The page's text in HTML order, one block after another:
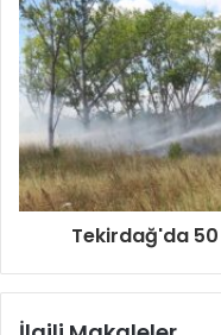
Tekirdağ'da 50